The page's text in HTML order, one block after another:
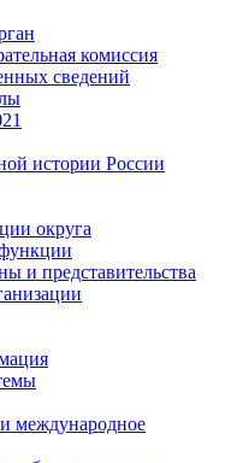
комиссия
сведений
истории России
округа
и представительства
международное